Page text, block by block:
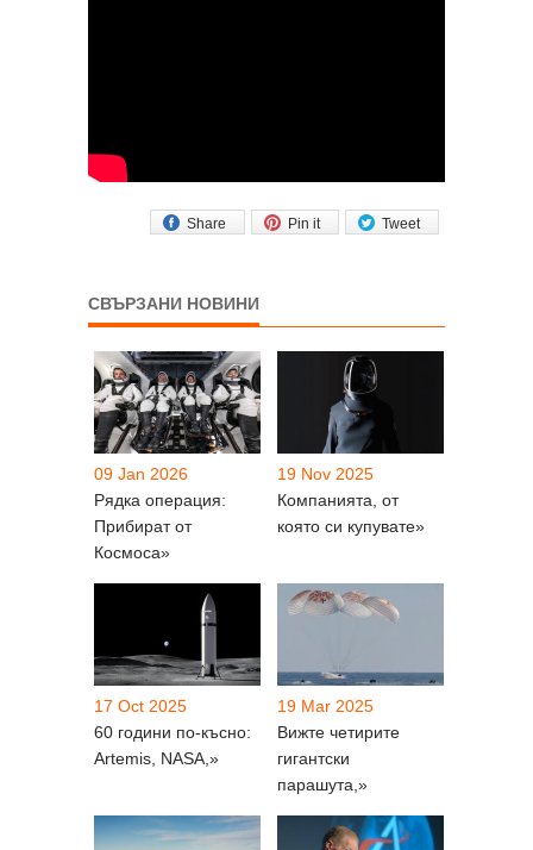
Tweet
Pin it
Share
СВЪРЗАНИ НОВИНИ
09 Jan 2026
Рядка операция:
Прибират от
Космоса»
19 Nov 2025
Компанията, от
която си купувате»
17 Oct 2025
60 години по-късно:
Artemis, NASA,»
19 Mar 2025
Вижте четирите
гигантски
парашута,»